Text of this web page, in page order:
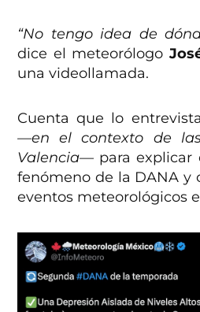
“No tengo idea de
dice el meteorólogo
una videollamada.
Cuenta que lo
—en el contexto de
Valencia— para explicar
fenómeno de la DANA y
eventos meteorológicos